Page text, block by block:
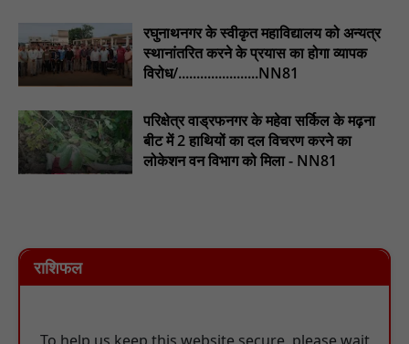
रघुनाथनगर के स्वीकृत महाविद्यालय को अन्यत्र
स्थानांतरित करने के प्रयास का होगा व्यापक
विरोध/......................NN81
परिक्षेत्र वाड्रफनगर के महेवा सर्किल के मढ़ना
बीट में 2 हाथियों का दल विचरण करने का
लोकेशन वन विभाग को मिला - NN81
राशिफल